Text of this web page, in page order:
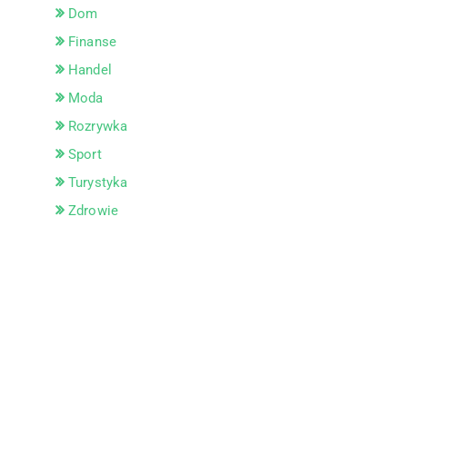
Dom
Finanse
Handel
Moda
Rozrywka
Sport
Turystyka
Zdrowie